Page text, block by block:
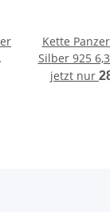
Kette
Silber 925
Halskette
jetzt nur